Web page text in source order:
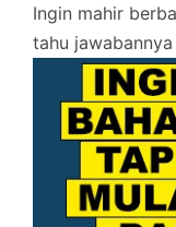
Ingin mahir
tahu